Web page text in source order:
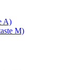
A)
M)